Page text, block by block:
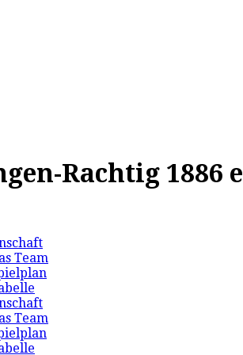
Rachtig 1886
Team
Team